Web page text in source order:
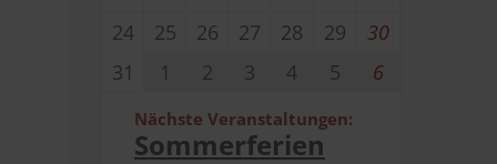
24
25 26 27 28 29
30
31
1 2 3 4 5 6
Nächste Veranstaltungen:
Sommerferien